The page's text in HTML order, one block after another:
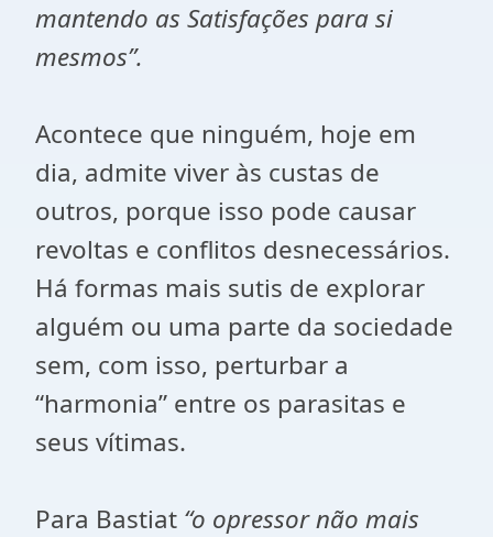
mantendo as Satisfações para si
mesmos”.
Acontece que ninguém, hoje em
dia, admite viver às custas de
outros, porque isso pode causar
revoltas e conflitos desnecessários.
Há formas mais sutis de explorar
alguém ou uma parte da sociedade
sem, com isso, perturbar a
“harmonia” entre os parasitas e
seus vítimas.
Para Bastiat “o opressor não mais